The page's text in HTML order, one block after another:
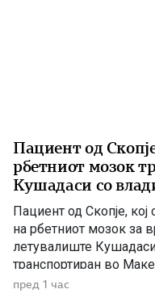
Пациент од
рбетниот мозок
Кушадаси со
Пациент од Скопје,
на рбетниот мозок за
летувалиште
транспортиран во
Универзитетската
пред 1 час